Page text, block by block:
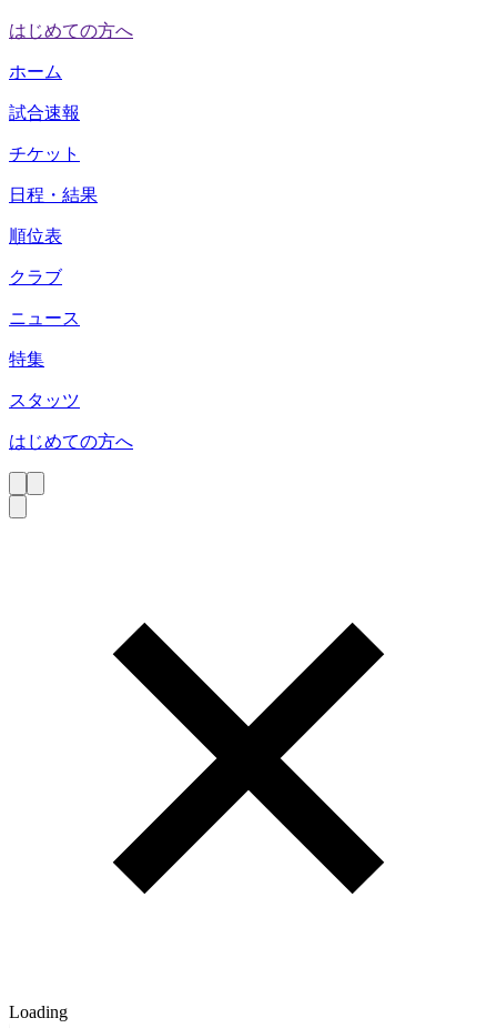
はじめての方へ
ホーム
試合速報
チケット
日程・結果
順位表
クラブ
ニュース
特集
スタッツ
はじめての方へ
Loading